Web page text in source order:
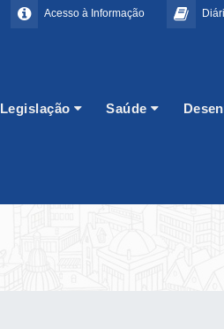
Acesso à Informação
Legislação Saúde